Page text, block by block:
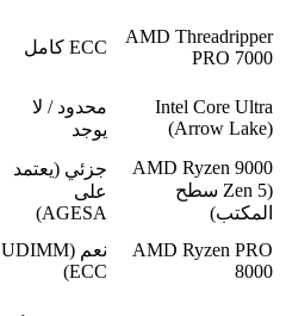
AMD Threadripper
PRO 7000
ECC كامل
Intel Core Ultra
(Arrow Lake)
محدود / لا
يوجد
AMD Ryzen 9000
(Zen 5 سطح
المكتب)
جزئي (يعتمد
على
AGESA)
AMD Ryzen PRO
8000
نعم (UDIMM
ECC)